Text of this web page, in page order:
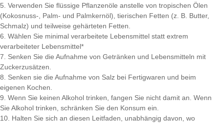
5. Verwenden Sie flüssige Pflanzenöle anstelle von tropischen Ölen
(Kokosnuss-, Palm- und Palmkernöl), tierischen Fetten (z. B. Butter,
Schmalz) und teilweise gehärteten Fetten.
6. Wählen Sie minimal verarbeitete Lebensmittel statt extrem
verarbeiteter Lebensmittel*
7. Senken Sie die Aufnahme von Getränken und Lebensmitteln mit
Zuckerzusätzen.
8. Senken sie die Aufnahme von Salz bei Fertigwaren und beim
eigenen Kochen.
9. Wenn Sie keinen Alkohol trinken, fangen Sie nicht damit an. Wenn
Sie Alkohol trinken, schränken Sie den Konsum ein.
10. Halten Sie sich an diesen Leitfaden, unabhängig davon, wo